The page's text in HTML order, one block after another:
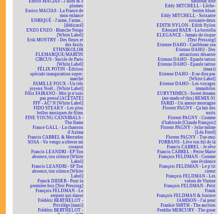
Enrico MACIAS - 2 ailes & 3
plumes
Enrico MACIAS - La France de
mon enfance
ENRIQUÉ - J'aime, J'aime...
[dédicacé]
ENZO ENZO - Blanche Neige
[White Label]
Erik MONTRY - Des fleurs et
des fusils
ETHNIKOLOR
F.LEMARQUE/MARTIN
CIRCUS - Succès de Paris
[White Label]
FÉLIX POTIN - Édition
spéciale inauguration super-
marché
FAMILLE FOUX - Un très
joyeux Noël... [White Label]
Félix FAIRANO - Moi je n'suis
pas pressé [ACÉTATE]
FFF - AC² N [White Label]
FIDO STEAKY - Les plus
belles musiques de films
FINE YOUNG CANNIBALS -
The flame
France GALL - La chanson
d'Azima
Francis CABREL & Mercedes
SOSA - Yo vengo a ofrecer mi
corazon
Francis LEANDRI - EP Ton
absence, ton silence [White
Label]
Francis LEANDRI - SP Ton
absence, ton silence [White
Label]
Franck DIDIER - Pour la
première fois [Test Pressing]
François FELDMAN - Le
serpent qui danse
Frédéric BERTHELOT -
Privilège [maxi]
Frédéric BERTHELOT -
Saturday nite
Eddy MITCHELL - Lèche-
bottes blues
Eddy MITCHELL - Soixante
soixante-deux
EDITH NYLON - Edith Nylon
Edouard BAER - La bostella
ELEGANCE - Jamais de risque
[Test Pressing]
Etienne DAHO - Caribbean sea
Etienne DAHO - Des
attractions désastre
Etienne DAHO - Epaule tattoo
Etienne DAHO - Epaule tattoo
(maxi)
Etienne DAHO - Il ne dira pas
[White Label]
Etienne DAHO - Les voyages
immobiles
EURYTHMICS - Sweet dreams
(are made of this) REMIX 91
FARID - Un amour montagne
Florent PAGNY - Ça fait des
nuits
Florent PAGNY - Comme
d'habitude [Claude François]
Florent PAGNY - Jolie môme
[Léo Ferré]
Florent PAGNY - Tue-moi
FORBANS - Lève ton ful de là
Francis CABREL - Je rêve
Francis CABREL - Petite Marie
François FELDMAN - Comme
une évidence
François FELDMAN - Le p'tit
cireur
François FELDMAN - Les
valses de Vienne
François FELDMAN - Petit
Frank
François FELDMAN & Joniece
JAMISON - J'ai peur
Frankie SMITH - The auction
Freddie MERCURY - The great